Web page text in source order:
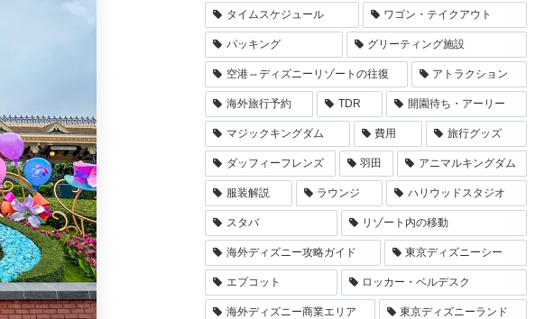
タイムスケジュール ワゴン・テイクアウト
パッキング グリーティング施設
空港⇔ディズニーリゾートの往復 アトラクション
海外旅行予約 TDR 開園待ち・アーリー
マジックキングダム 費用 旅行グッズ
ダッフィーフレンズ 羽田 アニマルキングダム
服装解説 ラウンジ ハリウッドスタジオ
スタバ リゾート内の移動
海外ディズニー攻略ガイド 東京ディズニーシー
エプコット ロッカー・ベルデスク
海外ディズニー商業エリア 東京ディズニーランド